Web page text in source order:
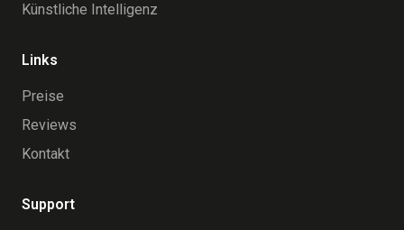
Künstliche Intelligenz
Links
Preise
Reviews
Kontakt
Support